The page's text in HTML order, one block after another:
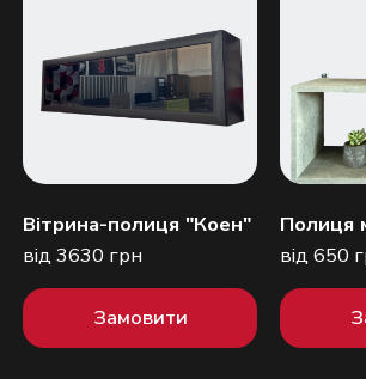
Вітрина-полиця "Коен"
від 3630 грн
Замовити
Полиця
від 650
Надіслати